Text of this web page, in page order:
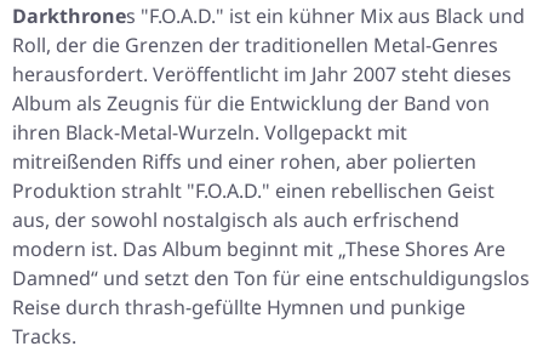
Darkthrones "F.O.A.D." ist ein kühner Mix aus Black und
Roll, der die Grenzen der traditionellen Metal-Genres
herausfordert. Veröffentlicht im Jahr 2007 steht dieses
Album als Zeugnis für die Entwicklung der Band von
ihren Black-Metal-Wurzeln. Vollgepackt mit
mitreißenden Riffs und einer rohen, aber polierten
Produktion strahlt "F.O.A.D." einen rebellischen Geist
aus, der sowohl nostalgisch als auch erfrischend
modern ist. Das Album beginnt mit „These Shores Are
Damned“ und setzt den Ton für eine entschuldigungslos
Reise durch thrash-gefüllte Hymnen und punkige
Tracks.